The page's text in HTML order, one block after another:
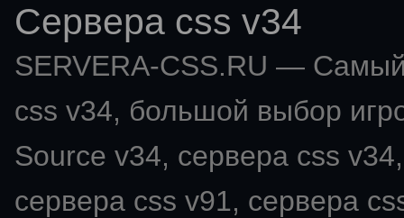
Сервера css v34
SERVERA-CSS.RU —
css v34, большой выбор
Source v34, сервера css
сервера css v91, сервера